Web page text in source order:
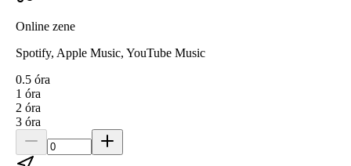
Online zene
Spotify, Apple Music, YouTube Music
0.5 óra
1 óra
2 óra
3 óra